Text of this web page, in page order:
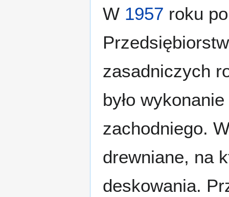
W 1957 roku
zasadniczych
było
zachodniego.
drewniane, na
deskowania.